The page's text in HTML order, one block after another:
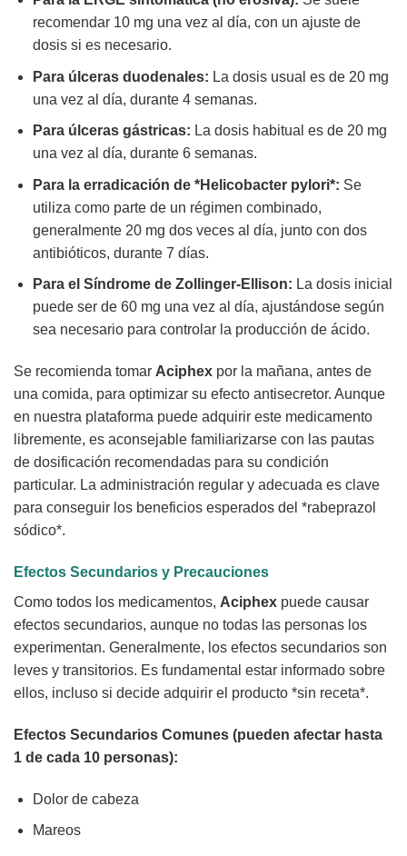
recomendar 10 mg una vez al día, con un ajuste de
dosis si es necesario.
Para úlceras duodenales: La dosis usual es de 20 mg
una vez al día, durante 4 semanas.
Para úlceras gástricas: La dosis habitual es de 20 mg
una vez al día, durante 6 semanas.
Para la erradicación de *Helicobacter pylori*: Se
utiliza como parte de un régimen combinado,
generalmente 20 mg dos veces al día, junto con dos
antibióticos, durante 7 días.
Para el Síndrome de Zollinger-Ellison: La dosis inicial
puede ser de 60 mg una vez al día, ajustándose según
sea necesario para controlar la producción de ácido.
Se recomienda tomar Aciphex por la mañana, antes de
una comida, para optimizar su efecto antisecretor. Aunque
en nuestra plataforma puede adquirir este medicamento
libremente, es aconsejable familiarizarse con las pautas
de dosificación recomendadas para su condición
particular. La administración regular y adecuada es clave
para conseguir los beneficios esperados del *rabeprazol
sódico*.
Efectos Secundarios y Precauciones
Como todos los medicamentos, Aciphex puede causar
efectos secundarios, aunque no todas las personas los
experimentan. Generalmente, los efectos secundarios son
leves y transitorios. Es fundamental estar informado sobre
ellos, incluso si decide adquirir el producto *sin receta*.
Efectos Secundarios Comunes (pueden afectar hasta
1 de cada 10 personas):
Dolor de cabeza
Mareos